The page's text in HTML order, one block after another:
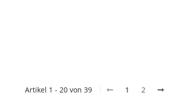
Artikel 1 - 20 von 39 1 2